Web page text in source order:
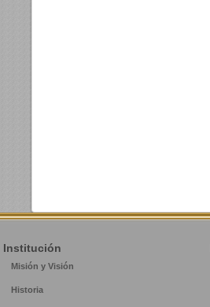
Institución
Misión y Visión
Historia